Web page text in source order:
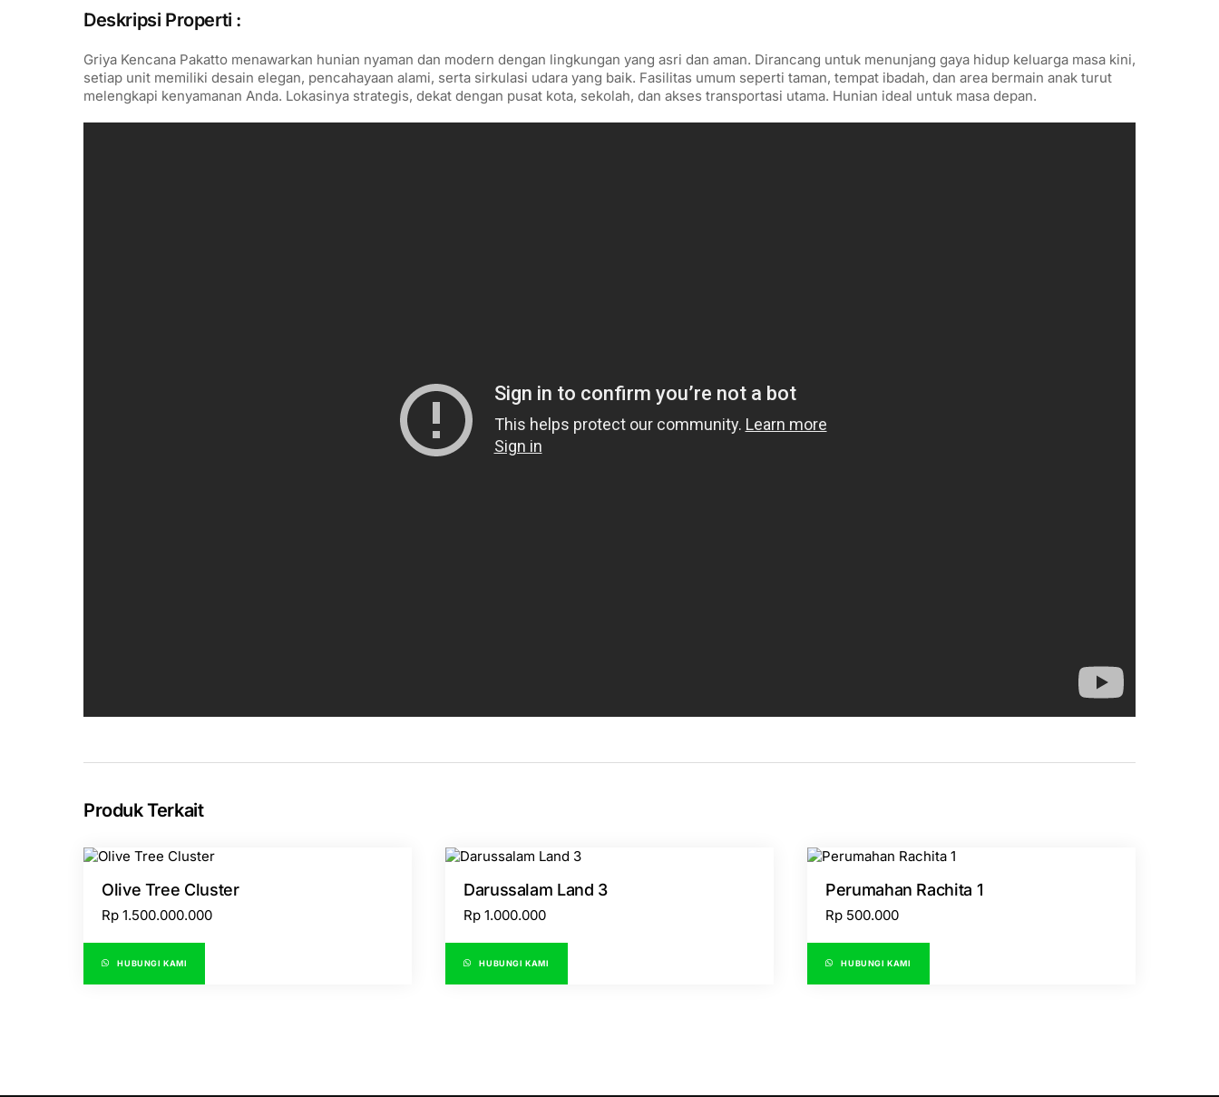
Deskripsi Properti :
Griya Kencana Pakatto menawarkan hunian nyaman dan modern dengan lingkungan yang asri dan aman. Dirancang untuk menunjang gaya hidup keluarga masa kini,
setiap unit memiliki desain elegan, pencahayaan alami, serta sirkulasi udara yang baik. Fasilitas umum seperti taman, tempat ibadah, dan area bermain anak turut
melengkapi kenyamanan Anda. Lokasinya strategis, dekat dengan pusat kota, sekolah, dan akses transportasi utama. Hunian ideal untuk masa depan.
Produk Terkait
Olive Tree Cluster
Rp 1.500.000.000
HUBUNGI KAMI
Darussalam Land 3
Rp 1.000.000
HUBUNGI KAMI
Perumahan Rachita 1
Rp 500.000
HUBUNGI KAMI